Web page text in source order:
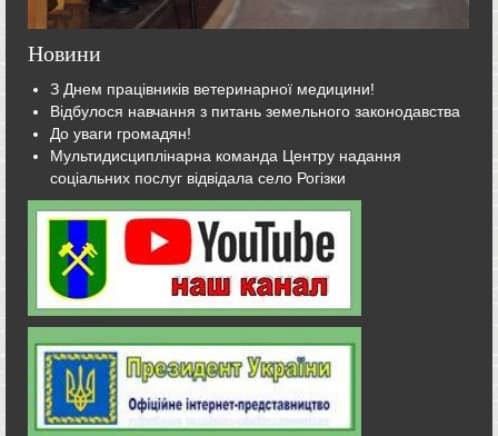
Новини
З Днем працівників ветеринарної медицини!
Відбулося навчання з питань земельного законодавства
До уваги громадян!
Мультидисциплінарна команда Центру надання
соціальних послуг відвідала село Рогізки